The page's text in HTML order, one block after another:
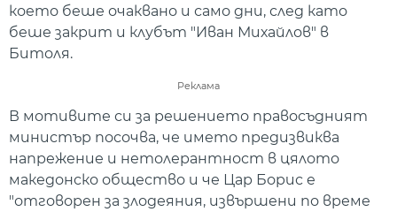
което беше очаквано и само дни, след като
беше закрит и клубът "Иван Михайлов" в
Битоля.
Реклама
В мотивите си за решението правосъдният
министър посочва, че името предизвиква
напрежение и нетолерантност в цялото
македонско общество и че Цар Борис е
"отговорен за злодеяния, извършени по време